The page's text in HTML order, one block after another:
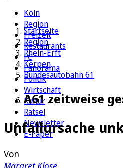
Köln
Region
Freizeit
Restaurants
FC
Panorama
Politik
Wirtschaft
Kultur
Rätsel
Newsletter
E-Paper
Startseite
Region
Rhein-Erft
Kerpen
Bundesautobahn 61
A61 zeitweise
Unfallursache
Von